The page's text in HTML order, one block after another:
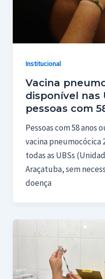
Institucional
Vacina
disponível nas
pessoas com
Pessoas com 58 anos
vacina pneumocócica
todas as UBSs
Araçatuba, sem
doença